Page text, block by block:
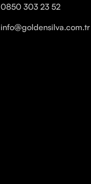
0850 303 23 52
info@goldensilva.com.tr